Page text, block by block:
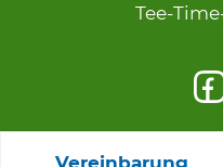
Tee-
Vereinbarung